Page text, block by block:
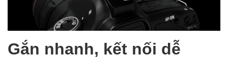
Gắn nhanh, kết nối dễ